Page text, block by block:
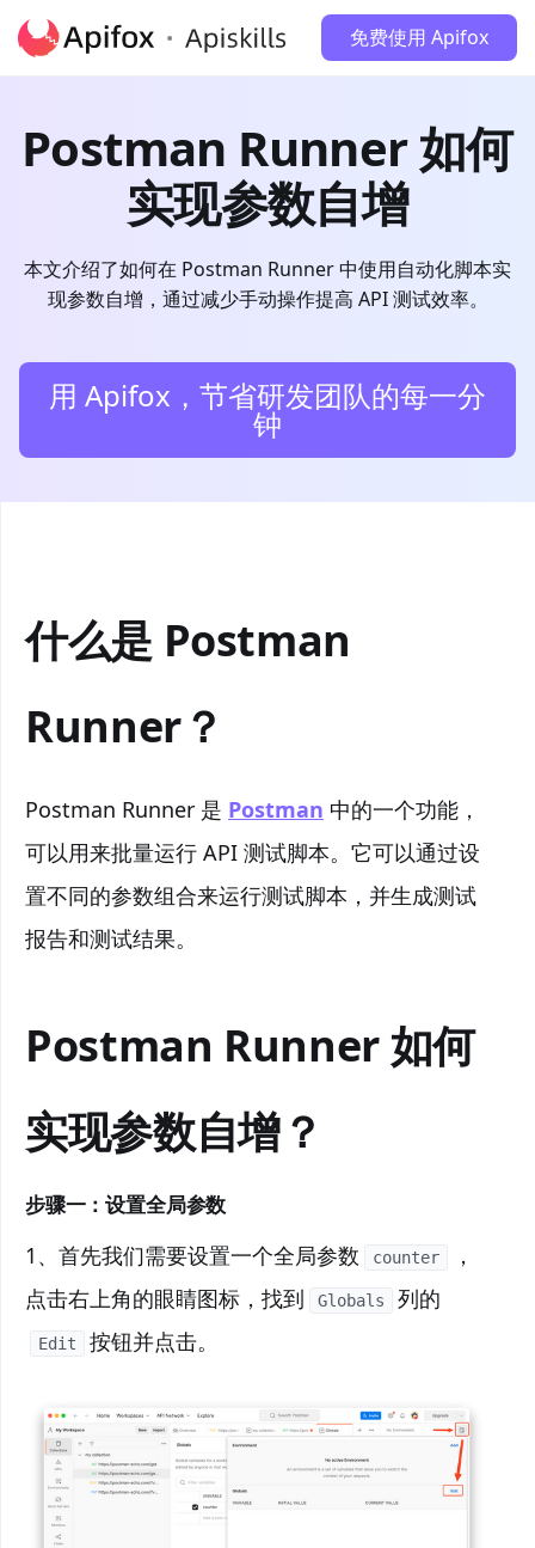
免费使用 Apifox
Postman Runner 如何
实现参数自增
本文介绍了如何在 Postman Runner 中使用自动化脚本实
现参数自增，通过减少手动操作提高 API 测试效率。
用 Apifox，节省研发团队的每一分
钟
什么是 Postman
Runner？
Postman Runner 是 Postman 中的一个功能，
可以用来批量运行 API 测试脚本。它可以通过设
置不同的参数组合来运行测试脚本，并生成测试
报告和测试结果。
Postman Runner 如何
实现参数自增？
步骤一：设置全局参数
1、首先我们需要设置一个全局参数 counter
，
点击右上角的眼睛图标，找到
Globals 列的
Edit 按钮并点击。